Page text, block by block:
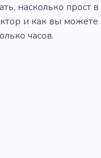
насколько прост в
и как вы можете
часов.